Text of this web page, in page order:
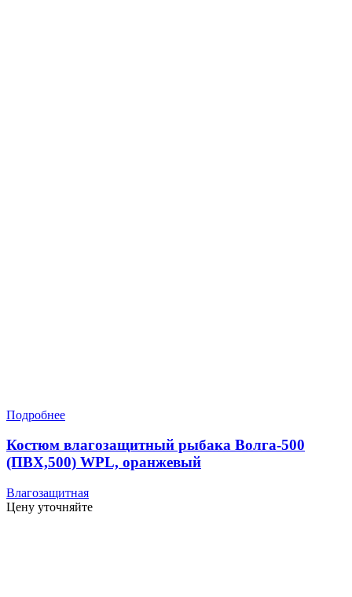
Подробнее
Костюм влагозащитный рыбака Волга-500
(ПВХ,500) WPL, оранжевый
Влагозащитная
Цену уточняйте